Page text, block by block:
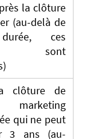
la clôture
(au-delà de
ces
sont
clôture de
marketing
qui ne peut
3 ans (au-